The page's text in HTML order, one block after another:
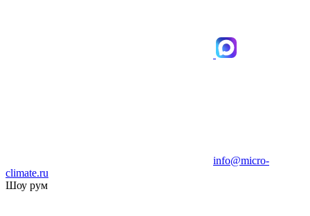
info@micro-
climate.ru
Шоу рум